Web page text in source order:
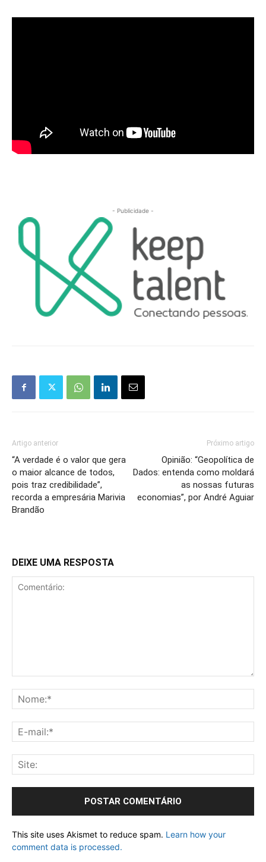
- Publicidade -
Artigo anterior
“A verdade é o valor que gera
o maior alcance de todos,
pois traz credibilidade”,
recorda a empresária Marivia
Brandão
Próximo artigo
Opinião: “Geopolítica de
Dados: entenda como moldará
as nossas futuras
economias”, por André Aguiar
DEIXE UMA RESPOSTA
This site uses Akismet to reduce spam. Learn how your
comment data is processed.